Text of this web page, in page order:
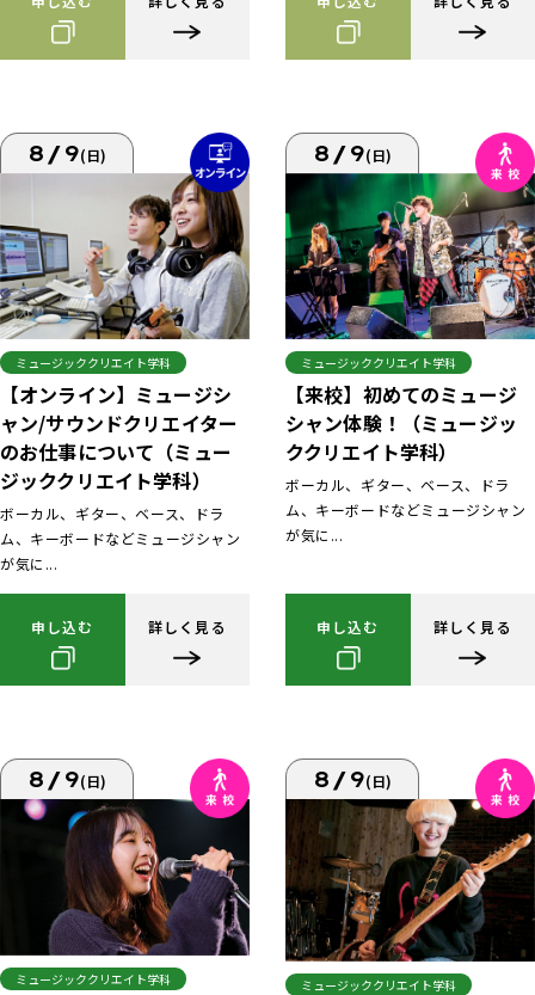
8/9(日)
ミュージッククリエイト学科
【オンライン】ミュージシ
ャン/サウンドクリエイター
のお仕事について（ミュー
ジッククリエイト学科）
ボーカル、ギター、ベース、ドラ
ム、キーボードなどミュージシャン
が気に...
申し込む 詳しく見る
8/9(日)
ミュージッククリエイト学科
【来校】初めてのミュージ
シャン体験！（ミュージッ
ククリエイト学科）
ボーカル、ギター、ベース、ドラ
ム、キーボードなどミュージシャン
が気に...
申し込む 詳しく見る
8/9(日)
ミュージッククリエイト学科
8/9(日)
ミュージッククリエイト学科